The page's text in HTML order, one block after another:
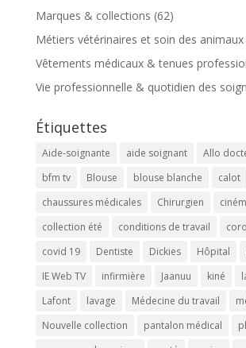
Marques & collections (62)
Métiers vétérinaires et soin des animaux
Vêtements médicaux & tenues
Vie professionnelle & quotidien des
Étiquettes
Aide-soignante aide soignant
Allo
bfm tv
Blouse blouse blanche calot
chaussures médicales
Chirurgien
collection été
conditions de travail
covid 19
Dentiste Dickies Hôpital
IE Web TV
infirmière Jaanuu kiné
Lafont
lavage Médecine du travail
Nouvelle collection
pantalon médical